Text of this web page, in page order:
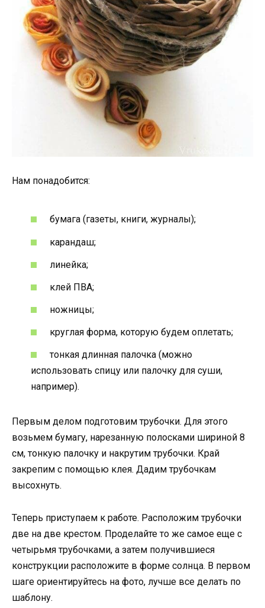
Нам понадобится:
бумага (газеты, книги, журналы);
карандаш;
линейка;
клей ПВА;
ножницы;
круглая форма, которую будем оплетать;
тонкая длинная палочка (можно
использовать спицу или палочку для суши,
например).
Первым делом подготовим трубочки. Для этого
возьмем бумагу, нарезанную полосками шириной 8
см, тонкую палочку и накрутим трубочки. Край
закрепим с помощью клея. Дадим трубочкам
высохнуть.
Теперь приступаем к работе. Расположим трубочки
две на две крестом. Проделайте то же самое еще с
четырьмя трубочками, а затем получившиеся
конструкции расположите в форме солнца. В первом
шаге ориентируйтесь на фото, лучше все делать по
шаблону.